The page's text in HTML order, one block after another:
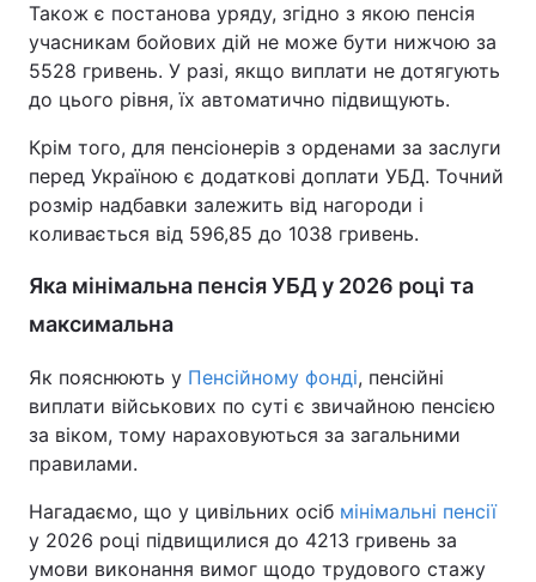
Також є постанова уряду, згідно з якою пенсія
учасникам бойових дій не може бути нижчою за
5528 гривень. У разі, якщо виплати не дотягують
до цього рівня, їх автоматично підвищують.
Крім того, для пенсіонерів з орденами за заслуги
перед Україною є додаткові доплати УБД. Точний
розмір надбавки залежить від нагороди і
коливається від 596,85 до 1038 гривень.
Яка мінімальна пенсія УБД у 2026 році та
максимальна
Як пояснюють у Пенсійному фонді, пенсійні
виплати військових по суті є звичайною пенсією
за віком, тому нараховуються за загальними
правилами.
Нагадаємо, що у цивільних осіб мінімальні пенсії
у 2026 році підвищилися до 4213 гривень за
умови виконання вимог щодо трудового стажу